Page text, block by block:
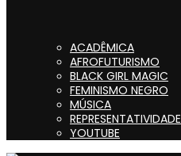
ACADÊMICA
AFROFUTURISMO
BLACK GIRL MAGIC
FEMINISMO NEGRO
MÚSICA
REPRESENTATIVIDADE
YOUTUBE